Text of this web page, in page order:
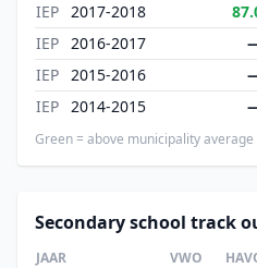
IEP 2017-2018
IEP 2016-2017
IEP 2015-2016
IEP 2014-2015
Green = above municipality average
Secondary school track
JAAR VWO